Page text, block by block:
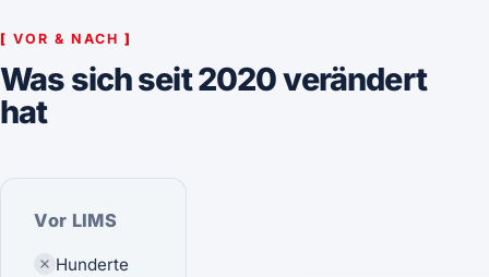
[ VOR & NACH ]
Was sich seit 2020 verändert
hat
Vor LIMS
Hunderte